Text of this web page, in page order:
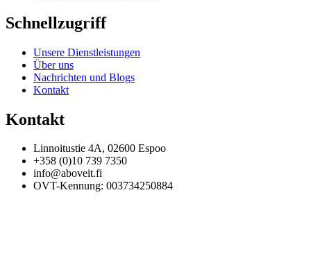
Schnellzugriff
Unsere Dienstleistungen
Über uns
Nachrichten und Blogs
Kontakt
Kontakt
Linnoitustie 4A, 02600 Espoo
+358 (0)10 739 7350
info@aboveit.fi
OVT-Kennung: 003734250884